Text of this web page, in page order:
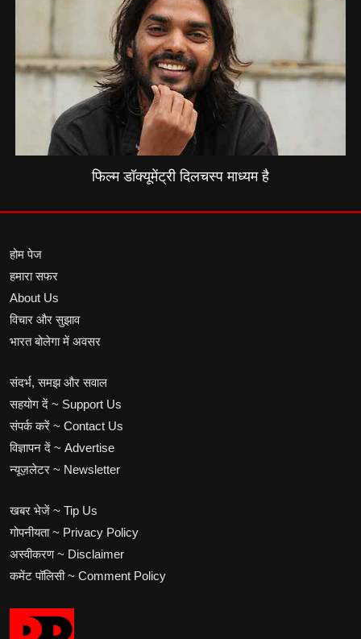
फिल्म डॉक्यूमेंट्री दिलचस्प माध्यम है
होम पेज
हमारा सफर
About Us
विचार और सुझाव
भारत बोलेगा में अवसर
संदर्भ, समझ और सवाल
सहयोग दें ~ Support Us
संपर्क करें ~ Contact Us
विज्ञापन दें ~ Advertise
न्यूज़लेटर ~ Newsletter
खबर भेजें ~ Tip Us
गोपनीयता ~ Privacy Policy
अस्वीकरण ~ Disclaimer
कमेंट पॉलिसी ~ Comment Policy